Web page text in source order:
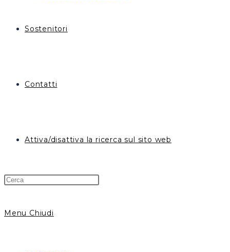
Sostenitori
Contatti
Attiva/disattiva la ricerca sul sito web
Menu Chiudi